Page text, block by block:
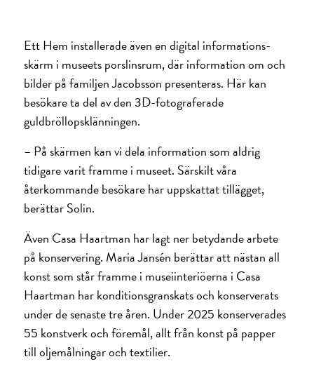
Ett Hem installerade även en digital informations­
skärm i museets porslinsrum, där information om och
bilder på familjen Jacobsson presenteras. Här kan
besökare ta del av den 3D-fotograferade
guldbröllops­klänningen.
– På skärmen kan vi dela information som aldrig
tidigare varit framme i museet. Särskilt våra
återkommande besökare har uppskattat tillägget,
berättar Solin.
Även Casa Haartman har lagt ner betydande arbete
på konservering. Maria Jansén berättar att nästan all
konst som står framme i musei­interiöerna i Casa
Haartman har konditions­granskats och konserverats
under de senaste tre åren. Under 2025 konserverades
55 konstverk och föremål, allt från konst på papper
till olje­målningar och textilier.